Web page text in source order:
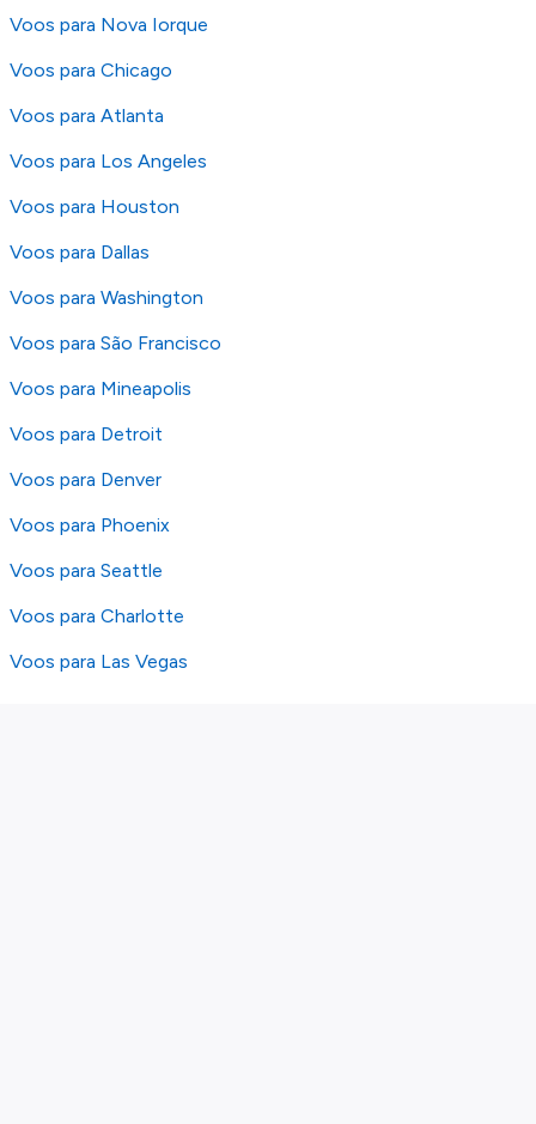
fazer uma reserva. Para mais detalhes verifique
os nossosTermos e Condições
Voos para Nova Iorque
Voos para Chicago
Voos para Atlanta
Voos para Los Angeles
Voos para Houston
Voos para Dallas
Voos para Washington
Voos para São Francisco
Voos para Mineapolis
Voos para Detroit
Voos para Denver
Voos para Phoenix
Voos para Seattle
Voos para Charlotte
Voos para Las Vegas